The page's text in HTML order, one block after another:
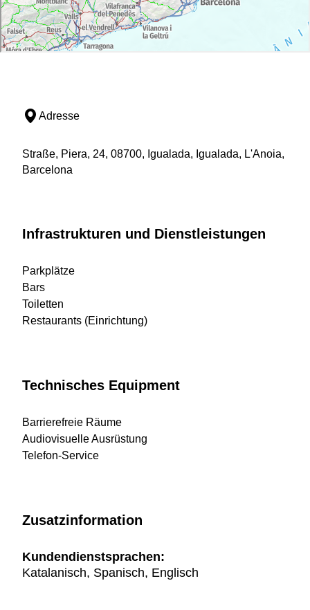
Adresse
Straße, Piera, 24, 08700, Igualada, Igualada, L'Anoia,
Barcelona
Infrastrukturen und Dienstleistungen
Parkplätze
Bars
Toiletten
Restaurants (Einrichtung)
Technisches Equipment
Barrierefreie Räume
Audiovisuelle Ausrüstung
Telefon-Service
Zusatzinformation
Kundendienstsprachen:
Katalanisch, Spanisch, Englisch